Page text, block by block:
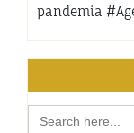
pandemia
Search
for: